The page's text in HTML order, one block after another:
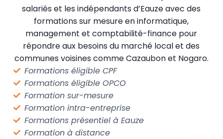
salariés et les indépendants d’Eauze avec des
formations sur mesure en informatique,
management et comptabilité-finance pour
répondre aux besoins du marché local et des
communes voisines comme Cazaubon et Nogaro.
Formations éligible CPF
Formations éligible OPCO
Formation sur-mesure
Formation intra-entreprise
Formations présentiel à Eauze
Formation à distance